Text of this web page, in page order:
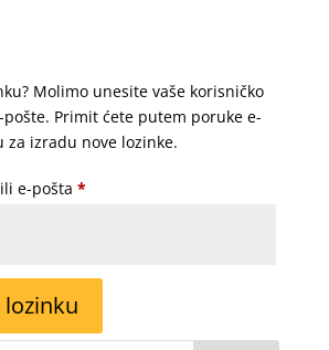
Molimo unesite vaše korisničko
Primit ćete putem poruke e-
za izradu nove lozinke.
e-pošta *Obvezno
lozinku